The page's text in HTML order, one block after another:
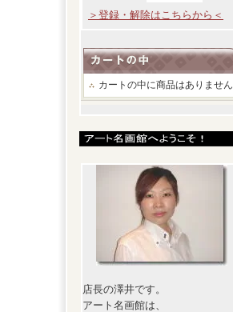
＞登録・解除はこちらから＜
カートの中に商品はありません
店長の澤井です。
アート名画館は、